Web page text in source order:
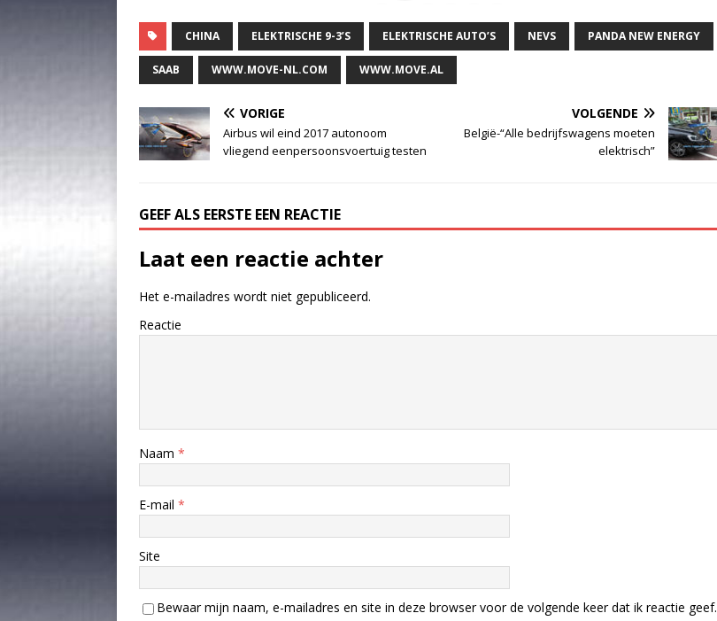
CHINA ELEKTRISCHE 9-3’S ELEKTRISCHE AUTO’S NEVS PANDA NEW ENERGY
SAAB WWW.MOVE-NL.COM WWW.MOVE.AL
VORIGE
Airbus wil eind 2017 autonoom
vliegend eenpersoonsvoertuig testen
VOLGENDE
België-“Alle bedrijfswagens moeten
elektrisch”
GEEF ALS EERSTE EEN REACTIE
Laat een reactie achter
Het e-mailadres wordt niet gepubliceerd.
Reactie
Naam *
E-mail *
Site
Bewaar mijn naam, e-mailadres en site in deze browser voor de volgende keer dat ik reactie geef.